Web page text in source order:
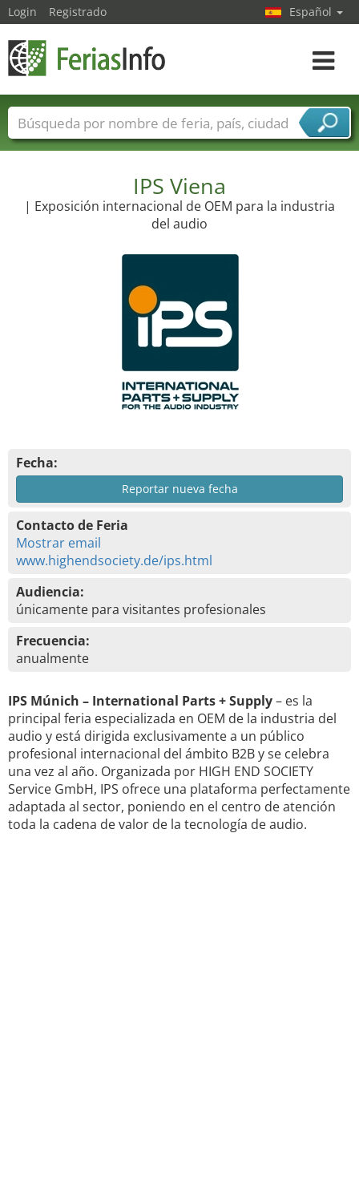
IPS Viena
| Exposición internacional de OEM para la industria
del audio
Fecha:
Reportar nueva fecha
Contacto de Feria
Mostrar email
www.highendsociety.de/ips.html
Audiencia:
únicamente para visitantes profesionales
Frecuencia:
anualmente
IPS Múnich – International Parts + Supply– es la
principal feria especializada en OEM de la industria del
audio y está dirigida exclusivamente a un público
profesional internacional del ámbito B2B y se celebra
una vez al año. Organizada por HIGH END SOCIETY
Service GmbH, IPS ofrece una plataforma perfectamente
adaptada al sector, poniendo en el centro de atención
toda la cadena de valor de la tecnología de audio.
Login Registrado Español
toggle
Nombres de ferias Países
Ciudades
Sectores de proveedor de servicios